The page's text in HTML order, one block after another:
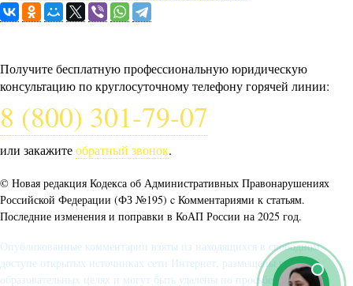
Получите бесплатную профессиональную юридическую
консультацию по круглосуточному телефону горячей линии:
8 (800) 301-79-07
или закажитеобратный звонок.
© Новая редакция Кодекса об Административных Правонарушениях
Российской Федерации (ФЗ №195) c Комментариями к статьям.
Последние изменения и поправки в КоАП России на 2025 год.
Опубликованные комментарии взяты из находящихся в свободном
доступе открытых источниках сети Интернет, размещены в
образовательных целях и могут быть удалены по просьбе автора.